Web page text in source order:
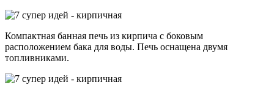
Компактная банная печь из кирпича с боковым
расположением бака для воды. Печь оснащена двумя
топливниками.